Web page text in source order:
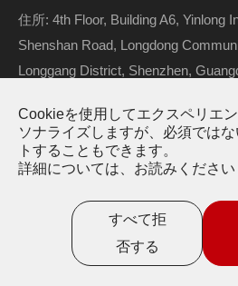
住所: 4th Floor, Building A6, Yinlong
Shenshan Road, Longdong
Longgang District, Shenzhen,
著作権 © Riverhobby Tech
が予約されています。
サイトマップ プライバシーポリ
Cookieを使用してエクスペリエ
ソナライズしますが、必須では
トすることもできます。
詳細については、お読みください
すべて拒
否する